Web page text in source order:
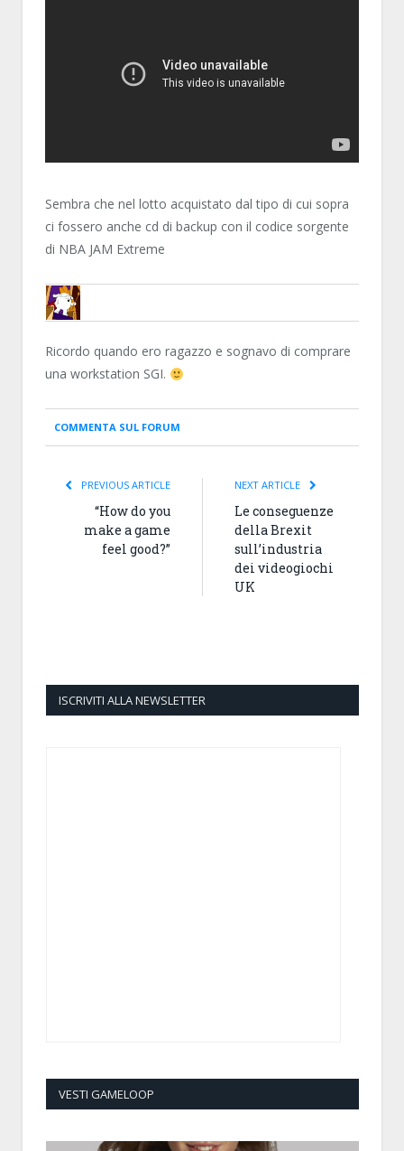
Sembra che nel lotto acquistato dal tipo di cui sopra
ci fossero anche cd di backup con il codice sorgente
di NBA JAM Extreme
ENCELO
Ricordo quando ero ragazzo e sognavo di comprare
una workstation SGI.
COMMENTA SUL FORUM
PREVIOUS ARTICLE
“How do you
make a game
feel good?”
NEXT ARTICLE
Le conseguenze
della Brexit
sull’industria
dei videogiochi
UK
ISCRIVITI ALLA NEWSLETTER
VESTI GAMELOOP